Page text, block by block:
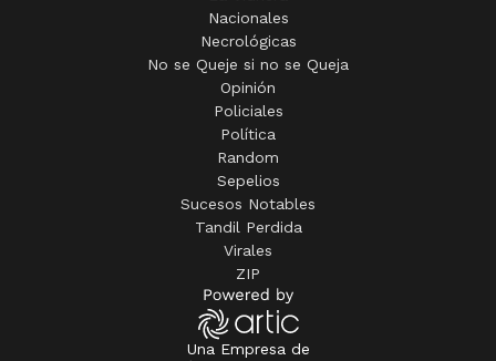
Nacionales
Necrológicas
No se Queje si no se Queja
Opinión
Policiales
Política
Random
Sepelios
Sucesos Notables
Tandil Perdida
Virales
ZIP
Una Empresa de